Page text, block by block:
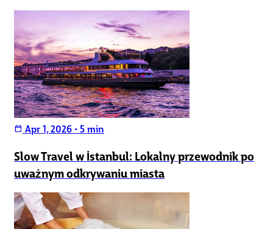
calendar_today Apr 1, 2026 • 5 min
Slow Travel w İstanbul: Lokalny przewodnik po
uważnym odkrywaniu miasta